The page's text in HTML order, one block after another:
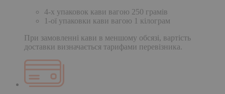
4-х упаковок кави вагою 250 грамів
1-ої упаковки кави вагою 1 кілограм
При замовленні кави в меншому обсязі, вартість
доставки визначається тарифами перевізника.